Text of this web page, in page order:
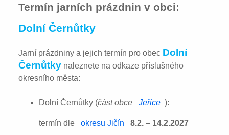
Termín jarních prázdnin v obci:
Dolní Černůtky
Jarní prázdniny a jejich termín pro obec Dolní
Černůtky naleznete na odkaze příslušného
okresního města:
Dolní Černůtky (část obce Jeřice ):
termín dle okresu Jičín 8.2. – 14.2.2027